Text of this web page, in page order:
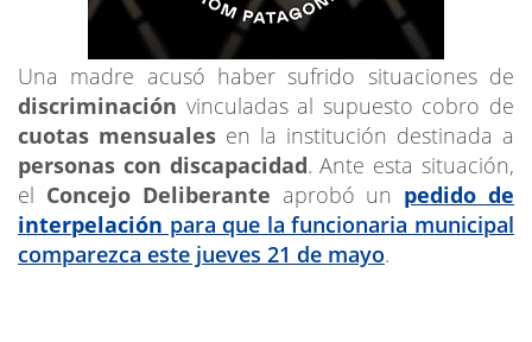
Una madre acusó haber sufrido situaciones de
discriminación vinculadas al supuesto cobro de
cuotas mensuales en la institución destinada a
personas con discapacidad. Ante esta situación,
el Concejo Deliberante aprobó un pedido de
interpelación para que la funcionaria municipal
comparezca este jueves 21 de mayo.